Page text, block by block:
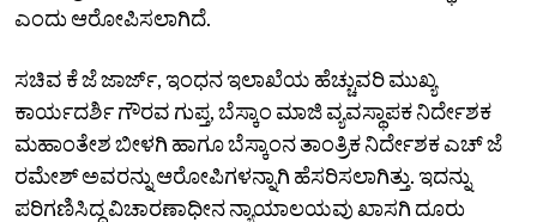
ಎಂದು ಆರೋಪಿಸಲಾಗಿದೆ.
ಸಚಿವ ಕೆ ಜೆ ಜಾರ್ಜ್‌, ಇಂಧನ ಇಲಾಖೆಯ ಹೆಚ್ಚುವರಿ ಮುಖ್ಯ
ಕಾರ್ಯದರ್ಶಿ ಗೌರವ ಗುಪ್ತ, ಬೆಸ್ಕಾಂ ಮಾಜಿ ವ್ಯವಸ್ಥಾಪಕ ನಿರ್ದೇಶಕ
ಮಹಾಂತೇಶ ಬೀಳಗಿ ಹಾಗೂ ಬೆಸ್ಕಾಂನ ತಾಂತ್ರಿಕ ನಿರ್ದೇಶಕ ಎಚ್‌ ಜೆ
ರಮೇಶ್‌ ಅವರನ್ನು ಆರೋಪಿಗಳನ್ನಾಗಿ ಹೆಸರಿಸಲಾಗಿತ್ತು. ಇದನ್ನು
ಪರಿಗಣಿಸಿದ್ದ ವಿಚಾರಣಾಧೀನ ನ್ಯಾಯಾಲಯವು ಖಾಸಗಿ ದೂರು